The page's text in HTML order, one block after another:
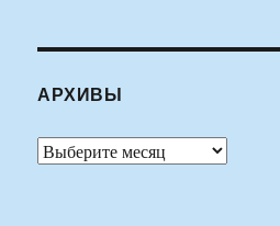
АРХИВЫ
Архивы